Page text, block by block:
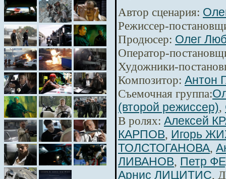
Автор сценария:
Режиссер-
Продюсер: Олег
Оператор-
Художники-
Композитор: Антон
Съемочная группа:
(второй режиссер),
В ролях: Алексей
КАРПОВ, Игорь
ТОЛСТОГАНОВА,
ЛИВАНОВ, Петр
Арнис ЛИЦИТИС,